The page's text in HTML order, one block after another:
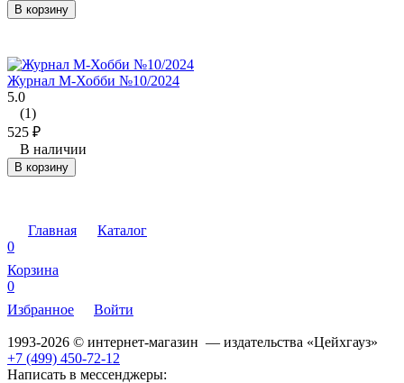
В корзину
Журнал М-Хобби №10/2024
5.0
(1)
525 ₽
В наличии
В корзину
Главная
Каталог
0
Корзина
0
Избранное
Войти
1993-2026 © интернет-магазин — издательства «Цейхгауз»
+7 (499) 450-72-12
Написать в мессенджеры: